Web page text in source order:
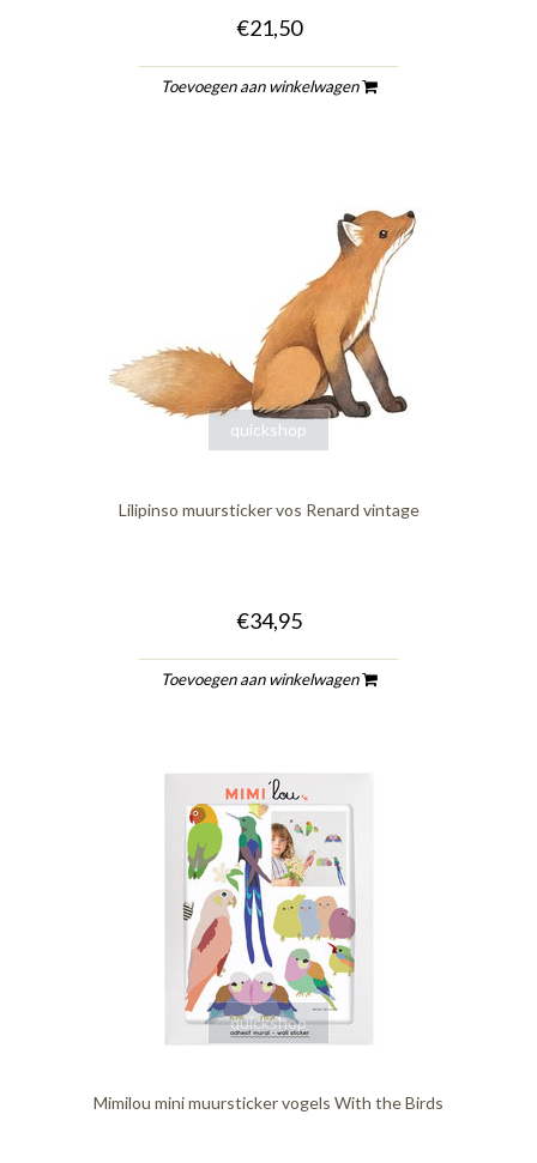
€21,50
Toevoegen aan winkelwagen
quickshop
Lilipinso muursticker vos Renard vintage
€34,95
Toevoegen aan winkelwagen
quickshop
Mimilou mini muursticker vogels With the Birds